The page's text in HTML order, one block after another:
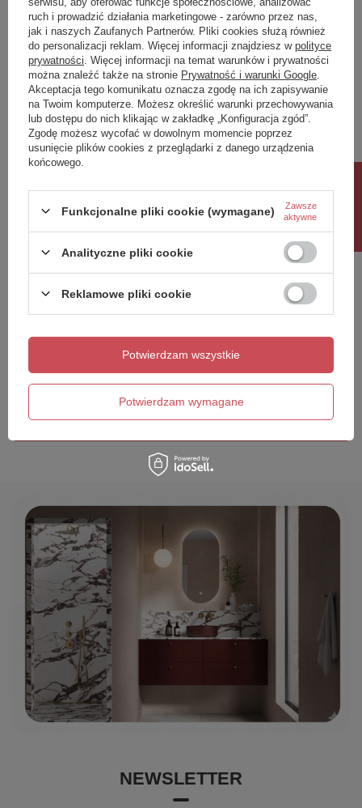
Napisz swoją opinię
Twoja ocena:
5/5
Treść twojej opinii
Dodaj własne zdjęcie produktu:
Wyślij opinię
NEWSLETTER
ruch i prowadzić działania marketingowe - zarówno przez nas,
jak i naszych Zaufanych Partnerów. Pliki cookies służą również
do personalizacji reklam. Więcej informacji znajdziesz w polityce
prywatności . Więcej informacji na temat warunków i prywatności
można znaleźć także na stronie Prywatność i warunki Google
Akceptacja tego komunikatu oznacza zgodę na ich zapisywanie
na Twoim komputerze. Możesz określić warunki przechowywania
lub dostępu do nich klikając w zakładkę „Konfiguracja zgód”.
Zgodę możesz wycofać w dowolnym momencie poprzez
usunięcie plików cookies z przeglądarki z danego urządzenia
końcowego.
Funkcjonalne pliki cookie (wymagane) Zawsze
aktywne
Analityczne pliki cookie
Reklamowe pliki cookie
Potwierdzam wymagane
Potwierdzam wszystkie